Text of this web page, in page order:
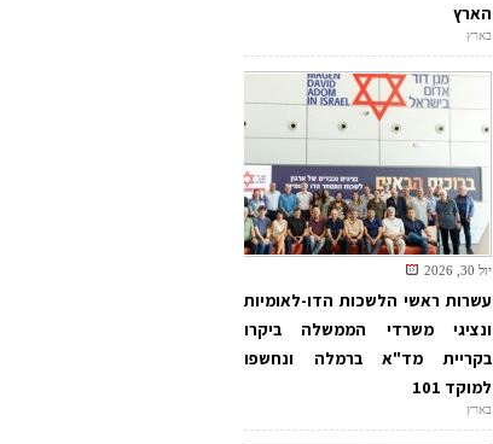
הארץ
בארץ
יול 30, 2026
עשרות ראשי הלשכות הדו-לאומיות
ונציגי משרדי הממשלה ביקרו
בקריית מד"א ברמלה ונחשפו
למוקד 101
בארץ